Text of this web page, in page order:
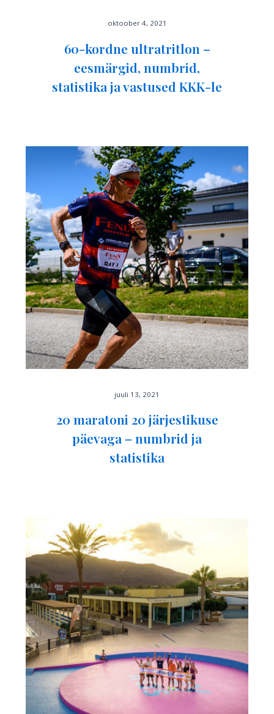
oktoober 4, 2021
60-kordne ultratritlon –
eesmärgid, numbrid,
statistika ja vastused KKK-le
juuli 13, 2021
20 maratoni 20 järjestikuse
päevaga – numbrid ja
statistika